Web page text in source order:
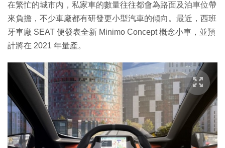
在繁忙的城市內，私家車的數量往往都會為路面及泊車位帶
來負擔，不少車廠都有研發更小型汽車的傾向。最近，西班
牙車廠 SEAT 便發表全新 Minimo Concept 概念小車，並預
計將在 2021 年量產。